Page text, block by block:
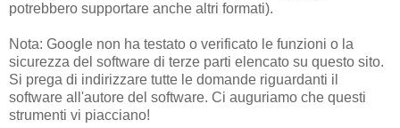
potrebbero supportare anche altri formati).
Nota: Google non ha testato o verificato le funzioni o la
sicurezza del software di terze parti elencato su questo sito.
Si prega di indirizzare tutte le domande riguardanti il
software all'autore del software. Ci auguriamo che questi
strumenti vi piacciano!